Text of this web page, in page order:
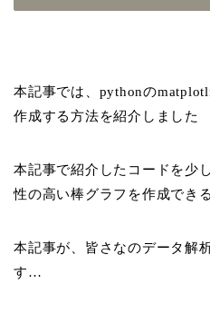
本記事では、pythonの
作成する方法を紹介しました
本記事で紹介したコードを少
性の高い棒グラフを作成でき
本記事が、皆さなのデータ解
す…